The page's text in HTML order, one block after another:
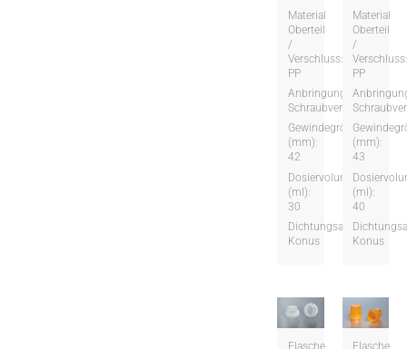
Material
Oberteil
/
Verschluss:
PP
Anbringungsart:
Schraubversion
Gewindegröße
(mm):
42
Dosiervolumen
(ml):
30
Dichtungsart:
Konus
Material
Oberteil
/
PP
(mm):
43
(ml):
40
Konus
Flasche Flasche